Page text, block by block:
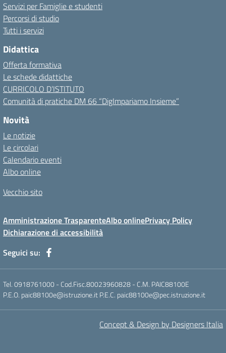
Servizi per Famiglie e studenti
Percorsi di studio
Tutti i servizi
Didattica
Offerta formativa
Le schede didattiche
CURRICOLO D’ISTITUTO
Comunità di pratiche DM 66 “DigImpariamo Insieme”
Novità
Le notizie
Le circolari
Calendario eventi
Albo online
Vecchio sito
Amministrazione TrasparenteAlbo onlinePrivacy Policy
Dichiarazione di accessibilità
Seguici su:
Tel. 0918761000 - Cod.Fisc.80023960828 - C.M. PAIC88100E
P.E.O. paic88100e@istruzione.it P.E.C. paic88100e@pec.istruzione.it
Concept & Design by Designers Italia